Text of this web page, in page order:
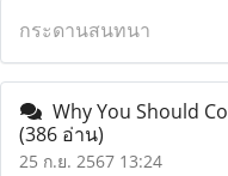
กระดานสนทนา
Why You Should
(386 อ่าน)
25 ก.ย. 2567 13:24